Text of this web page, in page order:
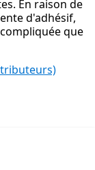
En raison de
d'adhésif,
que